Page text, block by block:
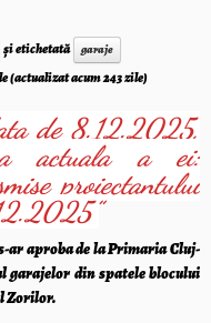
și etichetată garaje
(actualizat acum 243 zile)
de 8.12.2025,
actuala a ei:
proiectantului
ar aproba de la Primaria Cluj-
garajelor din spatele blocului
Zorilor.